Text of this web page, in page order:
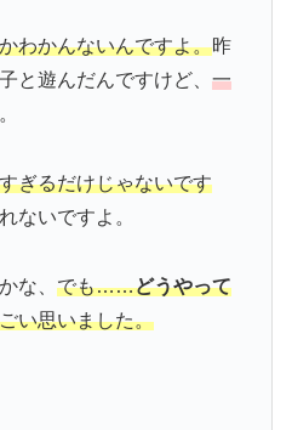
わかんないんですよ。昨
と遊んだんですけど、 一
ぎるだけじゃないです
ないですよ。
な、 でも……どうやって
い思いました。